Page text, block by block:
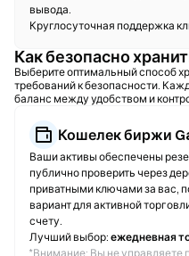
вывода.
Круглосуточная поддержка
Как безопасно
Выберите оптимальный способ
требований к безопасности.
баланс между удобством и
Кошелек биржи
Ваши активы обеспечены
публично проверить через
приватными ключами за вас,
вариант для активной
счету.
Лучший выбор: ежедневная
*Внимание: Вы не